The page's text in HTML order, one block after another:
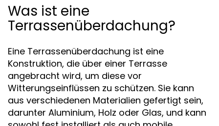
Was ist eine
Terrassenüberdachung?
Eine Terrassenüberdachung ist eine
Konstruktion, die über einer Terrasse
angebracht wird, um diese vor
Witterungseinflüssen zu schützen. Sie kann
aus verschiedenen Materialien gefertigt sein,
darunter Aluminium, Holz oder Glas, und kann